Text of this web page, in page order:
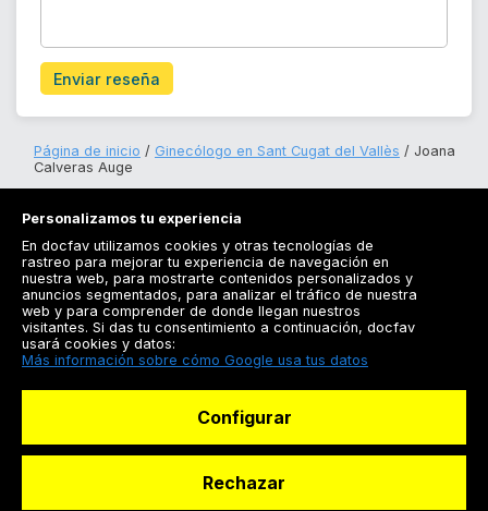
Enviar reseña
Página de inicio Ginecólogo en Sant Cugat del Vallès
Joana
Calveras Auge
Registrarse
Docfav
Personalizamos tu experiencia
En docfav utilizamos cookies y otras tecnologías de
rastreo para mejorar tu experiencia de navegación en
nuestra web, para mostrarte contenidos personalizados y
anuncios segmentados, para analizar el tráfico de nuestra
web y para comprender de donde llegan nuestros
visitantes. Si das tu consentimiento a continuación, docfav
usará cookies y datos:
Más información sobre cómo Google usa tus datos
Configurar
Rechazar